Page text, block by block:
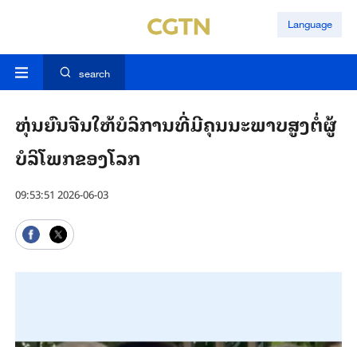
Language
search
ຫຸ່ນຍົນຈີນໃຫ້ບໍລິການທີ່ມີຄຸນນະພາບສູງຕໍ່ຜູ້
ບໍລິໂພກຂອງໂລກ
09:53:51 2026-06-03